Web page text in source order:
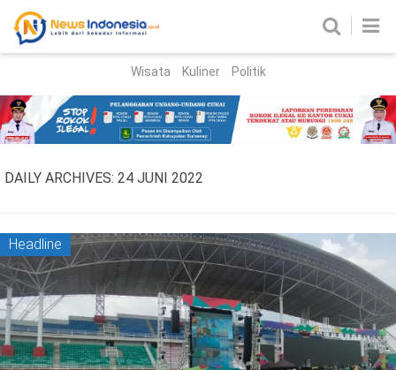
Parlemen
Nasional
Peristiwa
Hukum Kriminal
Korupsi
Wisata Kuliner Politik
DAILY ARCHIVES: 24 JUNI 2022
Headline